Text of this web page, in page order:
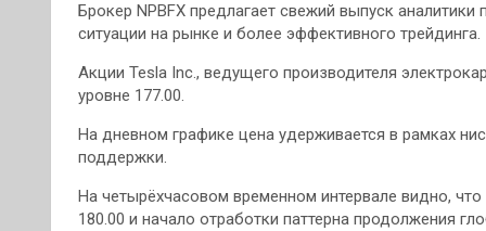
Брокер NPBFX предлагает свежий выпуск
ситуации на рынке и более эффективного трейдинга.
Акции Tesla Inc., ведущего производителя
уровне 177.00.
На дневном графике цена удерживается в рамках
поддержки.
На четырёхчасовом временном интервале видно,
180.00 и начало отработки паттерна продолжения